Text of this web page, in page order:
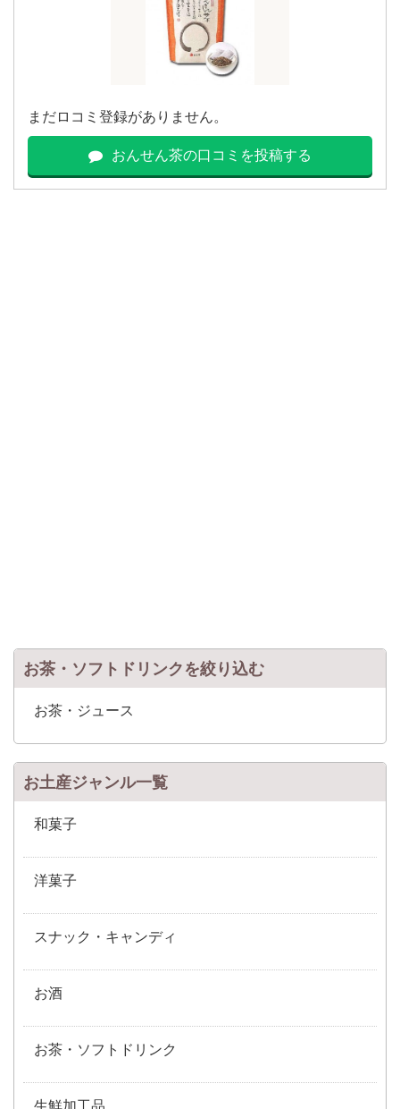
まだロコミ登録がありません。
おんせん茶の口コミを投稿する
お茶・ソフトドリンクを絞り込む
お茶・ジュース
お土産ジャンル一覧
和菓子
洋菓子
スナック・キャンディ
お酒
お茶・ソフトドリンク
生鮮加工品